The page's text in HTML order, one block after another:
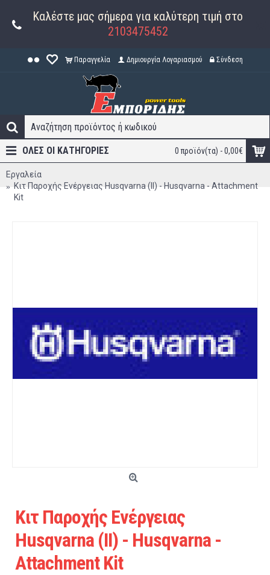
Καλέστε μας σήμερα για καλύτερη τιμή στο
2103475452
Παραγγελία Δημιουργία Λογαριασμού Σύνδεση
0 προϊόν(τα) - 0,00€
ΟΛΕΣ ΟΙ ΚΑΤΗΓΟΡΊΕΣ
Εργαλεία
Κιτ Παροχής Ενέργειας Husqvarna (ΙΙ) - Husqvarna - Attachment
Kit
Κιτ Παροχής Ενέργειας
Husqvarna (ΙΙ) - Husqvarna -
Attachment Kit